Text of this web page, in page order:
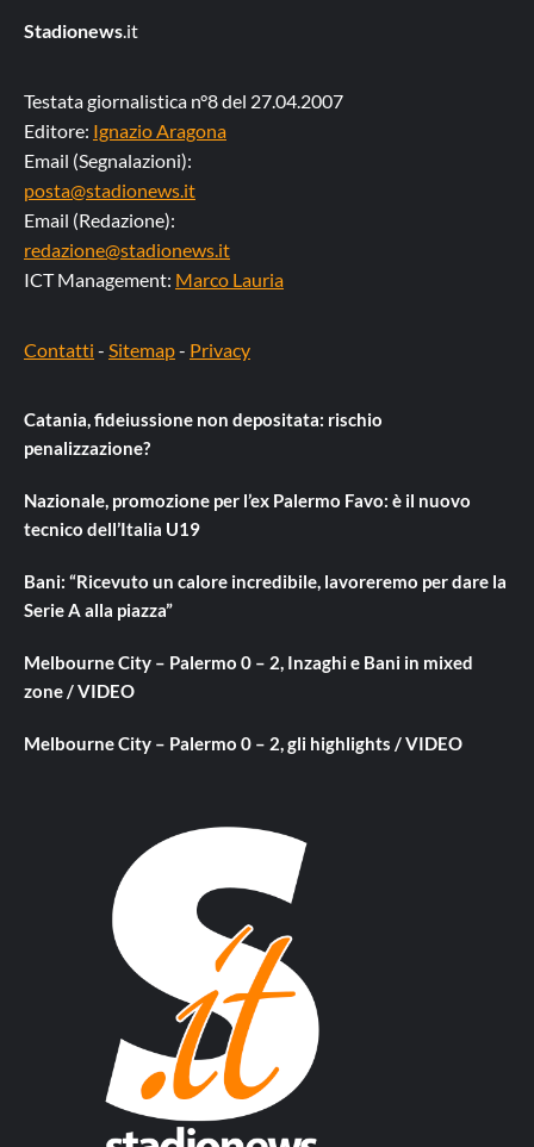
Stadionews.it
Testata giornalistica n°8 del 27.04.2007
Editore: Ignazio Aragona
Email (Segnalazioni):
posta@stadionews.it
Email (Redazione):
redazione@stadionews.it
ICT Management: Marco Lauria
Contatti - Sitemap- Privacy
Catania, fideiussione non depositata: rischio
penalizzazione?
Nazionale, promozione per l’ex Palermo Favo: è il nuovo
tecnico dell’Italia U19
Bani: “Ricevuto un calore incredibile, lavoreremo per dare la
Serie A alla piazza”
Melbourne City – Palermo 0 – 2, Inzaghi e Bani in mixed
zone / VIDEO
Melbourne City – Palermo 0 – 2, gli highlights / VIDEO